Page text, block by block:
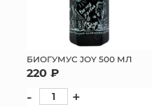
БИОГУМУС JOY 500 МЛ
220 ₽
- +